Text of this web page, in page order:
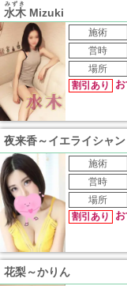
水木
みずき
Mizuki
施術
営時
場所
割引あり
夜来香～イエライシャン
施術
営時
場所
割引あり
花梨～かりん